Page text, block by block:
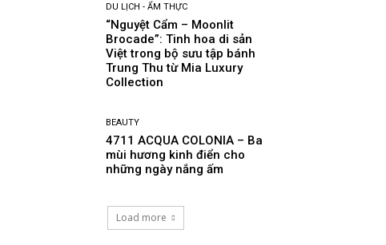
DU LỊCH - ẨM THỰC
“Nguyệt Cẩm – Moonlit
Brocade”: Tinh hoa di sản
Việt trong bộ sưu tập bánh
Trung Thu từ Mia Luxury
Collection
BEAUTY
4711 ACQUA COLONIA – Ba
mùi hương kinh điển cho
những ngày nắng ấm
Load more